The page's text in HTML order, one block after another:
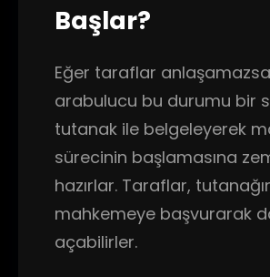
Başlar?
Eğer taraflar
arabulucu bu durumu bir
tutanak ile belgeleyerek
sürecinin başlamasına
hazırlar. Taraflar,
mahkemeye başvurarak
açabilirler.